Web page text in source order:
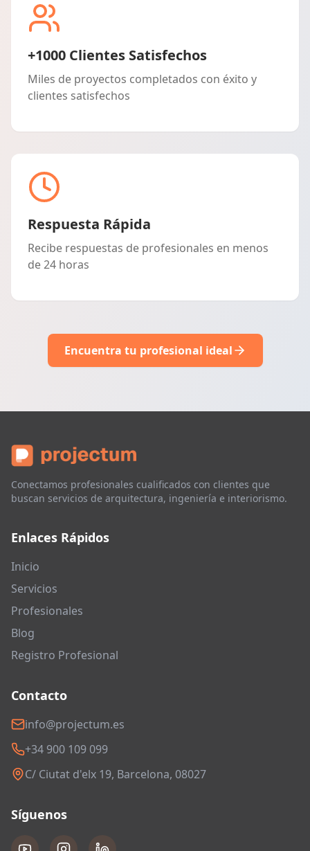
+1000 Clientes Satisfechos
Miles de proyectos completados con éxito y
clientes satisfechos
Respuesta Rápida
Recibe respuestas de profesionales en menos
de 24 horas
Encuentra tu profesional ideal
Conectamos profesionales cualificados con clientes que
buscan servicios de arquitectura, ingeniería e interiorismo.
Enlaces Rápidos
Inicio
Servicios
Profesionales
Blog
Registro Profesional
Contacto
info@projectum.es
+34 900 109 099
C/ Ciutat d'elx 19, Barcelona, 08027
Síguenos